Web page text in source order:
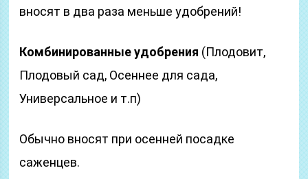
вносят в два раза меньше удобрений!
Комбинированные удобрения (Плодовит,
Плодовый сад, Осеннее для сада,
Универсальное и т.п)
Обычно вносят при осенней посадке
саженцев.